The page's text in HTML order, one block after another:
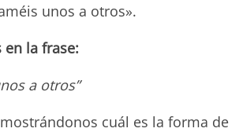
unos a otros».
la frase:
a otros”
cuál es la forma de